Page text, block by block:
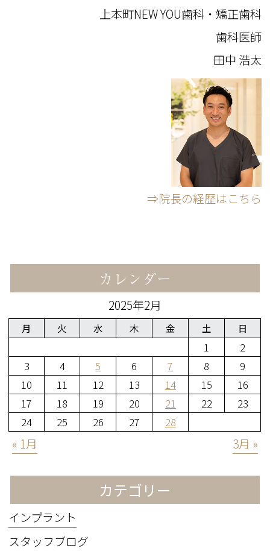
上本町NEW YOU歯科・矯正歯科
歯科医師
田中 浩太
⇒院長の経歴はこちら
カレンダー
2025年2月
月 火 水 木 金 土 日
1
2
3
4 5 6 7 8
9
10
11 12 13 14 15
16
17
18 19 20 21 22
23
24
25 26 27 28
« 1月 3月 »
カテゴリー
インプラント
スタッフブログ